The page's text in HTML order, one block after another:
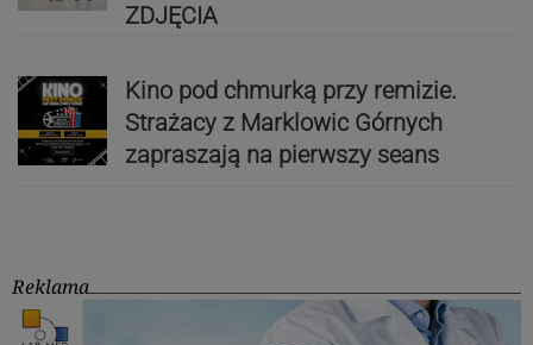
ZDJĘCIA
Kino pod chmurką przy remizie.
Strażacy z Marklowic Górnych
zapraszają na pierwszy seans
Reklama